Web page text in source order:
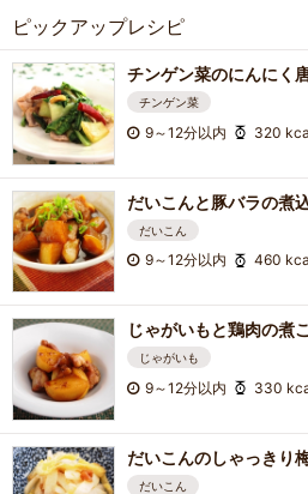
ピックアップレシピ
チンゲン菜のにんにく
チンゲン菜
9～12分以内 320
だいこんと豚バラの煮
だいこん
9～12分以内 460
じゃがいもと鶏肉の煮
じゃがいも
9～12分以内 330
だいこんのしゃっきり
だいこん